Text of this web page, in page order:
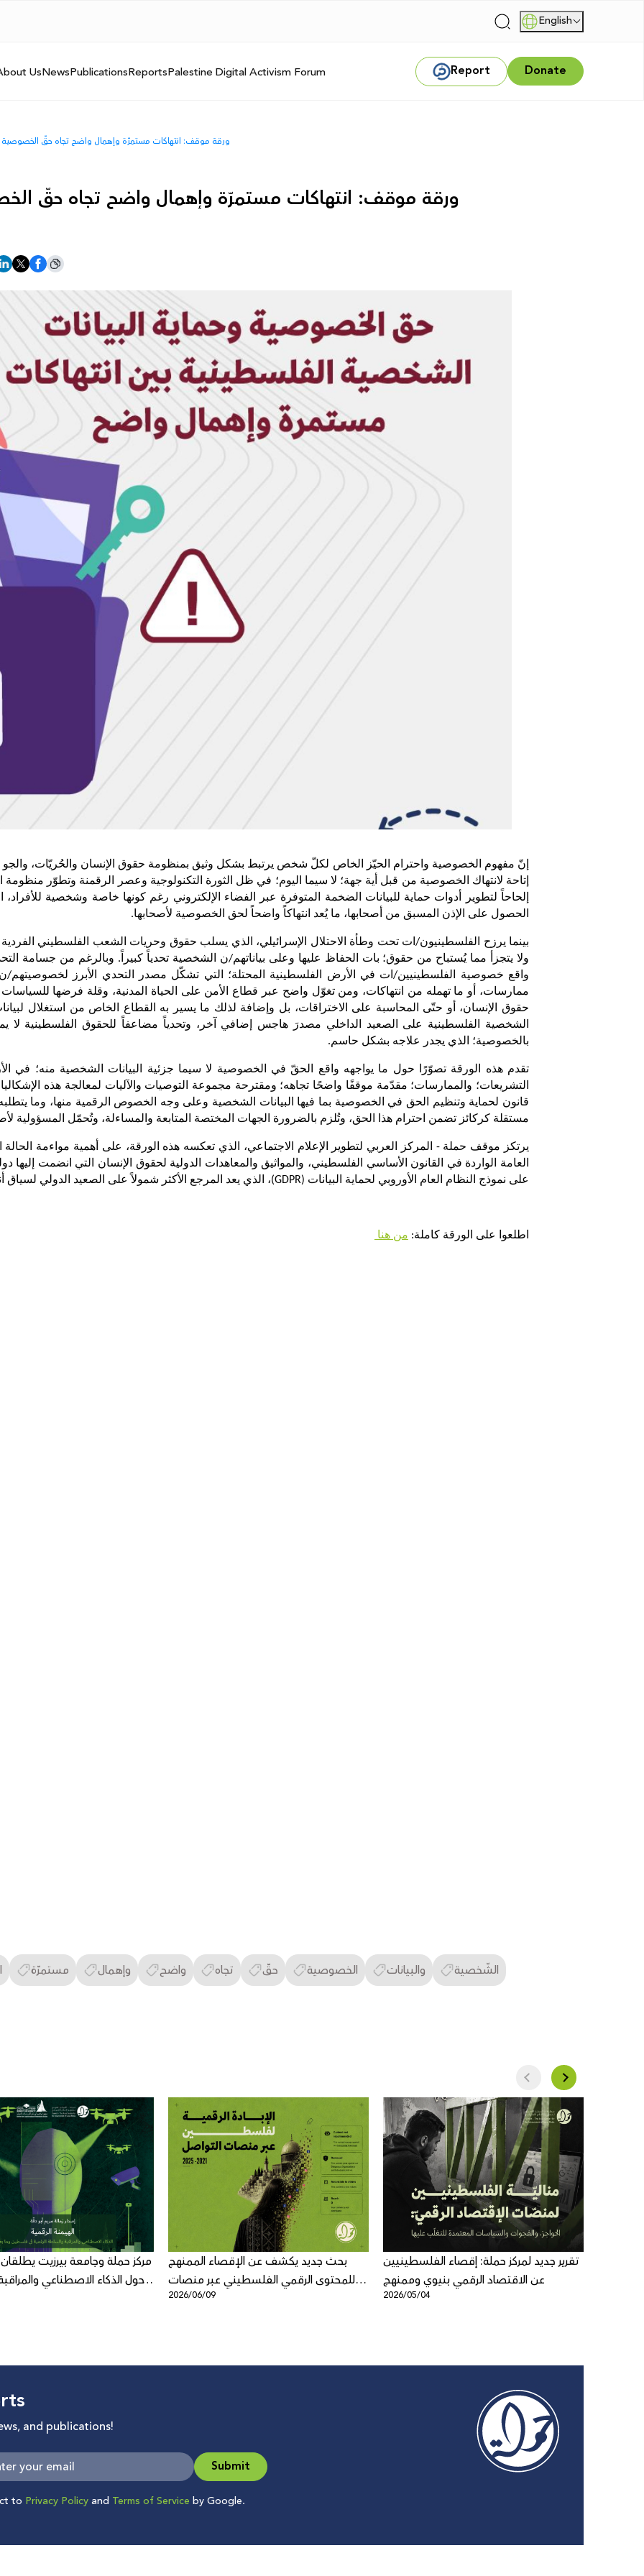
| English
UsNewsPublicationsReportsPalestine Digital Activism Forum Report Donate
ورقة موقف: انتهاكات مستمرّة وإهمال واضح تجاه حقّ الخصوصية
ورقة موقف: انتهاكات مستمرّة وإهمال واضح تجاه حقّ
الحصول على الإذن المسبق من أصحابها، ما يُعد انتهاكاً واضحاً لحق الخصوصية لأصحابها.
ممارسات، أو ما تهمله من انتهاكات، ومن تغوّل واضح عبر قطاع الأمن
بالخصوصية؛ الذي يجدر علاجه بشكل حاسم.
مستقلة كركائز تضمن احترام هذا الحق، وتُلزم بالضرورة الجهات المختصة المتابعة والمساءلة، وتُحمّل المسؤولية
على نموذج النظام العام الأوروبي لحماية البيانات (GDPR)، الذي يعد المرجع الأكثر شمولاً على الصعيد الدولي لسياق أنظمة حماية البيانات الشخصية.
اطلعوا على الورقة كاملة: من هنا
مستمرّة وإهمال واضح تجاه حقّ الخصوصية والبيانات الشّخصية
مركز حملة وجامعة بيرزيت يطلقان
حول الذكاء الاصطناعي
بحث جديد يكشف عن الإقصاء الممنهج
للمحتوى الرقمي الفلسطيني عبر منصات
شركة ميتا
2026/06/09
تقرير جديد لمركز حملة: إقصاء الفلسطينيين
عن الاقتصاد الرقمي بنيوي وممنهج
2026/05/04
and publications!
Submit
to Privacy Policyand Terms of Service by Google.